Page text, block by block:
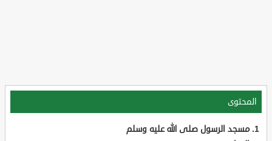
المحتوى
مسجد الرسول صلى الله عليه وسلم